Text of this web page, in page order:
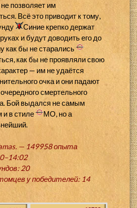
позволяет им
Всё это приводит к тому,
Синие крепко держат
и будут доводить его до
как бы не старались
как бы не проявляли свою
— им не удаётся
очка и они падают
смертельного
Бой выдался не самым
в стиле
МО, но а
— 149958 опыта
20
у победителей: 14